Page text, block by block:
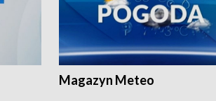
Magazyn Meteo